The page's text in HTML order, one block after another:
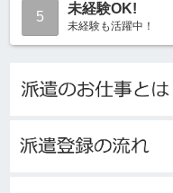
5
未経験OK!
未経験も活躍中！